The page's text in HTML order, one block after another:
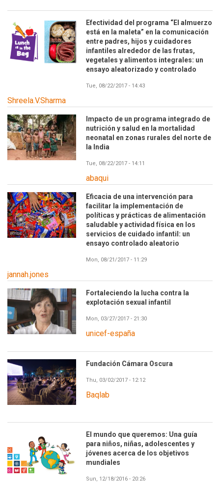
Efectividad del programa “El almuerzo
está en la maleta” en la comunicación
entre padres, hijos y cuidadores
infantiles alrededor de las frutas,
vegetales y alimentos integrales: un
ensayo aleatorizado y controlado
Tue, 08/22/2017 - 14:43
Shreela.V.Sharma
Impacto de un programa integrado de
nutrición y salud en la mortalidad
neonatal en zonas rurales del norte de
la India
Tue, 08/22/2017 - 14:11
abaqui
Eficacia de una intervención para
facilitar la implementación de
políticas y prácticas de alimentación
saludable y actividad física en los
servicios de cuidado infantil: un
ensayo controlado aleatorio
Mon, 08/21/2017 - 11:29
jannah.jones
Fortaleciendo la lucha contra la
explotación sexual infantil
Mon, 03/27/2017 - 21:30
unicef-españa
Fundación Cámara Oscura
Thu, 03/02/2017 - 12:12
Baqlab
El mundo que queremos: Una guía
para niños, niñas, adolescentes y
jóvenes acerca de los objetivos
mundiales
Sun, 12/18/2016 - 20:26